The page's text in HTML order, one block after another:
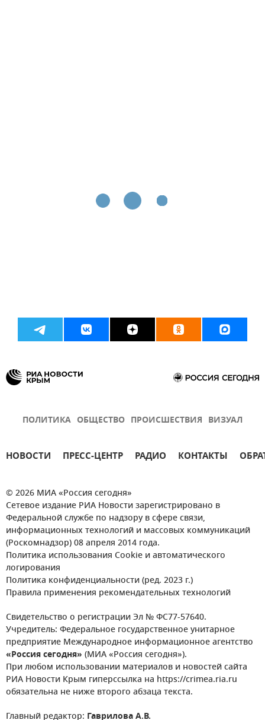
ПОЛИТИКА ОБЩЕСТВО ПРОИСШЕСТВИЯ ВИЗУАЛ
НОВОСТИ ПРЕСС-ЦЕНТР РАДИО КОНТАКТЫ
© 2026 МИА «Россия сегодня»
Сетевое издание РИА Новости зарегистрировано в
Федеральной службе по надзору в сфере связи,
информационных технологий и массовых коммуникаций
(Роскомнадзор) 08 апреля 2014 года.
Политика использования Cookie и автоматического
логирования
Политика конфиденциальности (ред. 2023 г.)
Правила применения рекомендательных технологий
Свидетельство о регистрации Эл № ФС77-57640.
Учредитель: Федеральное государственное унитарное
предприятие Международное информационное агентство
«Россия сегодня» (МИА «Россия сегодня»).
При любом использовании материалов и новостей сайта
РИА Новости Крым гиперссылка на https://crimea.ria.ru
обязательна не ниже второго абзаца текста.
Главный редактор: Гаврилова А.В.